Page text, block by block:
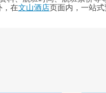
，在文山酒店页面内，一站